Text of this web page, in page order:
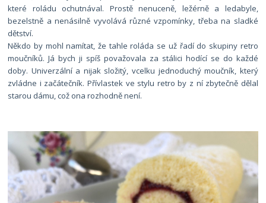
které roládu ochutnával. Prostě nenuceně, ležérně a ledabyle,
bezelstně a nenásilně vyvolává různé vzpomínky, třeba na sladké
dětství.
Někdo by mohl namítat, že tahle roláda se už řadí do skupiny retro
moučníků. Já bych ji spíš považovala za stálici hodící se do každé
doby. Univerzální a nijak složitý, vcelku jednoduchý moučník, který
zvládne i začátečník. Přívlastek ve stylu retro by z ní zbytečně dělal
starou dámu, což ona rozhodně není.